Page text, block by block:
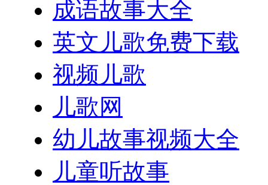
成语故事大全
英文儿歌免费下载
视频儿歌
儿歌网
幼儿故事视频大全
儿童听故事